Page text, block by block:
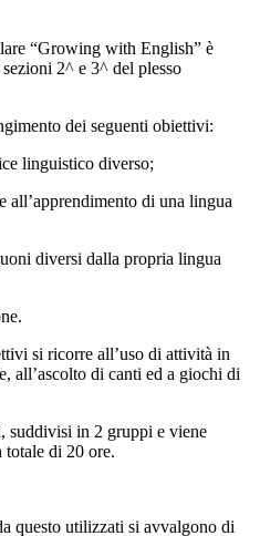
“Growing with English” è
2^ e 3^ del plesso
dei seguenti obiettivi:
linguistico diverso;
all’apprendimento di una lingua
diversi dalla propria lingua
si ricorre all’uso di attività in
all’ascolto di canti ed a giochi di
suddivisi in 2 gruppi e viene
totale di 20 ore.
questo utilizzati si avvalgono di